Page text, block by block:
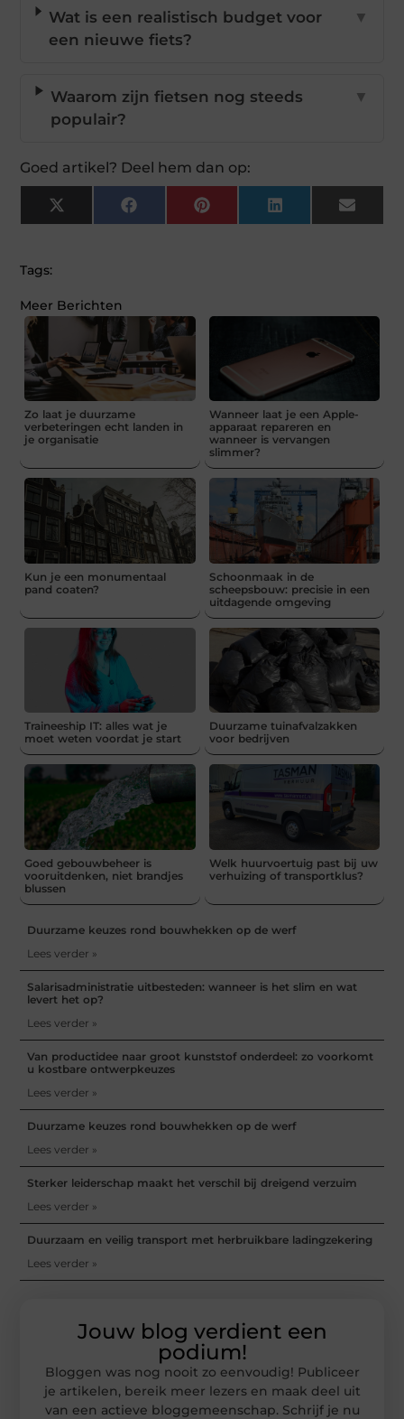
Wat is een realistisch budget voor
een nieuwe fiets?
▼
Waarom zijn fietsen nog steeds
populair?
▼
Goed artikel? Deel hem dan op:
X
(Twitter)
FacebookPinterestLinkedInEmail
Tags:
Meer Berichten
Zo laat je duurzame
verbeteringen echt landen in
je organisatie
Wanneer laat je een Apple-
apparaat repareren en
wanneer is vervangen
slimmer?
Kun je een monumentaal
pand coaten?
Schoonmaak in de
scheepsbouw: precisie in een
uitdagende omgeving
Traineeship IT: alles wat je
moet weten voordat je start
Duurzame tuinafvalzakken
voor bedrijven
Goed gebouwbeheer is
vooruitdenken, niet brandjes
blussen
Welk huurvoertuig past bij uw
verhuizing of transportklus?
Duurzame keuzes rond bouwhekken op de werf
Lees verder »
Salarisadministratie uitbesteden: wanneer is het slim en wat
levert het op?
Lees verder »
Van productidee naar groot kunststof onderdeel: zo voorkomt
u kostbare ontwerpkeuzes
Lees verder »
Duurzame keuzes rond bouwhekken op de werf
Lees verder »
Sterker leiderschap maakt het verschil bij dreigend verzuim
Lees verder »
Duurzaam en veilig transport met herbruikbare ladingzekering
Lees verder »
Jouw blog verdient een
podium!
Bloggen was nog nooit zo eenvoudig! Publiceer
je artikelen, bereik meer lezers en maak deel uit
van een actieve bloggemeenschap. Schrijf je nu